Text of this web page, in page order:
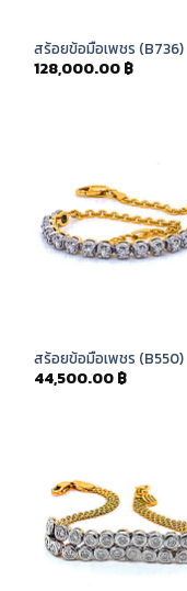
สร้อยข้อมือเพชร (B736)
128,000.00 ฿
สร้อยข้อมือเพชร (B550)
44,500.00 ฿